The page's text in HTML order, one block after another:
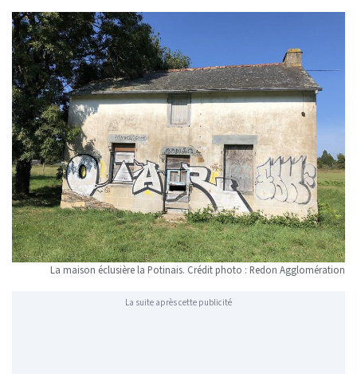
La maison éclusière la Potinais. Crédit photo : Redon Agglomération
La suite après cette publicité